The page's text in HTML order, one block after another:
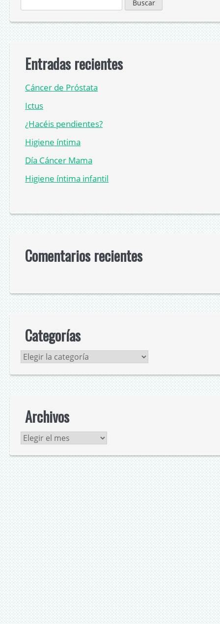
Entradas recientes
Cáncer de Próstata
Ictus
¿Hacéis pendientes?
Higiene íntima
Día Cáncer Mama
Higiene íntima infantil
Comentarios recientes
Categorías
Categorías
Archivos
Archivos